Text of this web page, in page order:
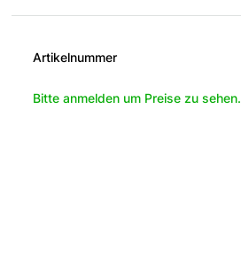
Artikelnummer
Bitte anmelden um Preise zu sehen.